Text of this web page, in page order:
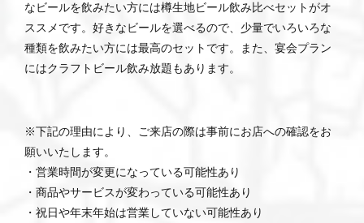
なビールを飲みたい方には樽生地ビール飲み比べセットがオ
ススメです。好きなビールを選べるので、少量でいろいろな
種類を飲みたい方には最高のセットです。また、宴会プラン
にはクラフトビール飲み放題もあります。
※下記の理由により、ご来店の際は事前にお店への確認をお
願いいたします。
・営業時間が変更になっている可能性あり
・商品やサービスが変わっている可能性あり
・祝日や年末年始は営業していない可能性あり